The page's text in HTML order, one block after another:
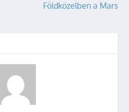
Földközelben a Mars